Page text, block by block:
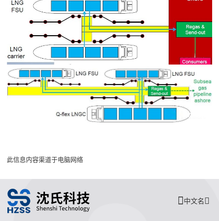
此信息内容渠道于电脑网络
中文名